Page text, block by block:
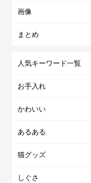
画像
まとめ
人気キーワード一覧
お手入れ
かわいい
あるある
猫グッズ
しぐさ